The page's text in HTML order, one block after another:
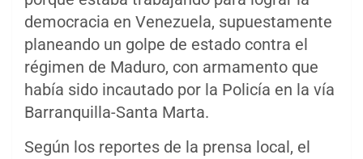
democracia en Venezuela, supuestamente
planeando un golpe de estado contra el
régimen de Maduro, con armamento que
había sido incautado por la Policía en la vía
Barranquilla-Santa Marta.
Según los reportes de la prensa local, el